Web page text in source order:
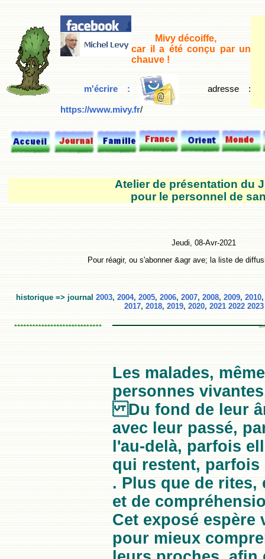
Mivy décoiffe,
car il a été conçu par un
chauve !
m'écrire : adresse:
https://www.mivy.fr/
Atelier de présentation du
pour le personnel de
Jeudi, 08-Avr-2021
Pour réagir, ou s'abonner &agr ave; la liste de
historique => journal 2003, 2004, 2005, 2006, 2007, 2008, 2009, 2010
2017, 2018, 2019, 2020, 2021 2022 2023
Les malades,
personnes
Du fond de leur
avec leur passé,
l'au-delà, parfois
qui restent, parfois
. Plus que de
et de
Cet exposé
pour mieux